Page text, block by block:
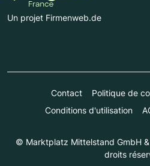
Un projet Firmenweb.de
Contact Politique de
Conditions d'utilisation
© Marktplatz Mittelstand GmbH
droits